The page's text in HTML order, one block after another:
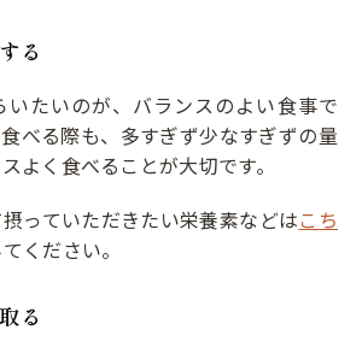
る
いたいのが、バランスのよい食事で
べる際も、多すぎず少なすぎずの量
よく食べることが大切です。
っていただきたい栄養素などはこち
ください。
る